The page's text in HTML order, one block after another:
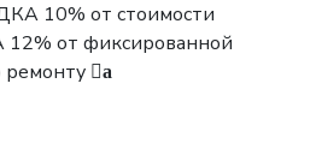
10% от стоимости
от фиксированной
ремонту
a